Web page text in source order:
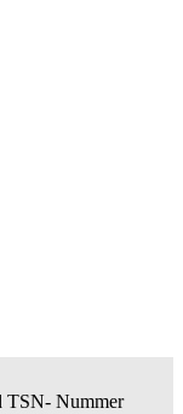
TSN- Nummer